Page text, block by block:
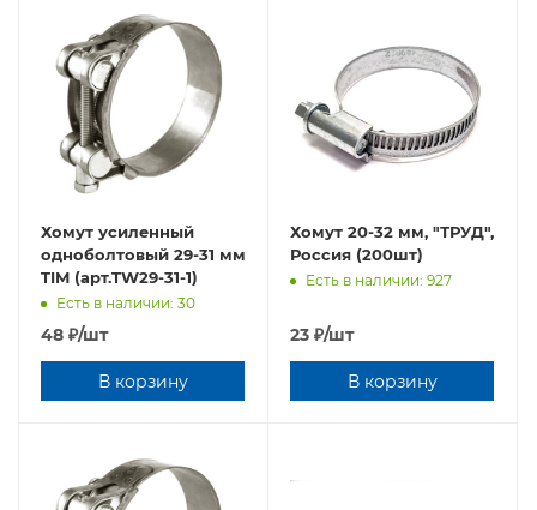
Хомут усиленный
oднoбoлтовый 29-31 мм
TIM (арт.TW29-31-1)
Есть в наличии: 30
48 ₽/шт
В корзину
Хомут 20-32 мм, "ТРУД",
Россия (200шт)
Есть в наличии: 927
23 ₽/шт
В корзину